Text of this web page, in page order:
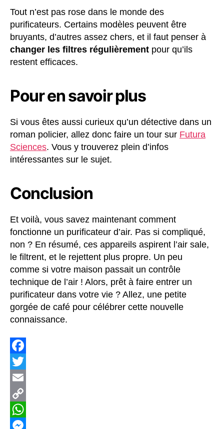
Tout n’est pas rose dans le monde des
purificateurs. Certains modèles peuvent être
bruyants, d’autres assez chers, et il faut penser à
changer les filtres régulièrement pour qu’ils
restent efficaces.
Pour en savoir plus
Si vous êtes aussi curieux qu’un détective dans un
roman policier, allez donc faire un tour sur Futura
Sciences. Vous y trouverez plein d’infos
intéressantes sur le sujet.
Conclusion
Et voilà, vous savez maintenant comment
fonctionne un purificateur d’air. Pas si compliqué,
non ? En résumé, ces appareils aspirent l’air sale,
le filtrent, et le rejettent plus propre. Un peu
comme si votre maison passait un contrôle
technique de l’air ! Alors, prêt à faire entrer un
purificateur dans votre vie ? Allez, une petite
gorgée de café pour célébrer cette nouvelle
connaissance.
F
a
c
e
b
T
w
E
m
a
C
o
W